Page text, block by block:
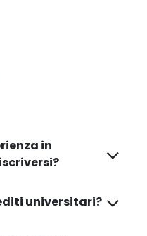
in
universitari?